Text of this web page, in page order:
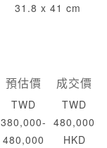
31.8 x 41 cm
預估價
TWD
380,000-
480,000
成交價
TWD
480,000
HKD